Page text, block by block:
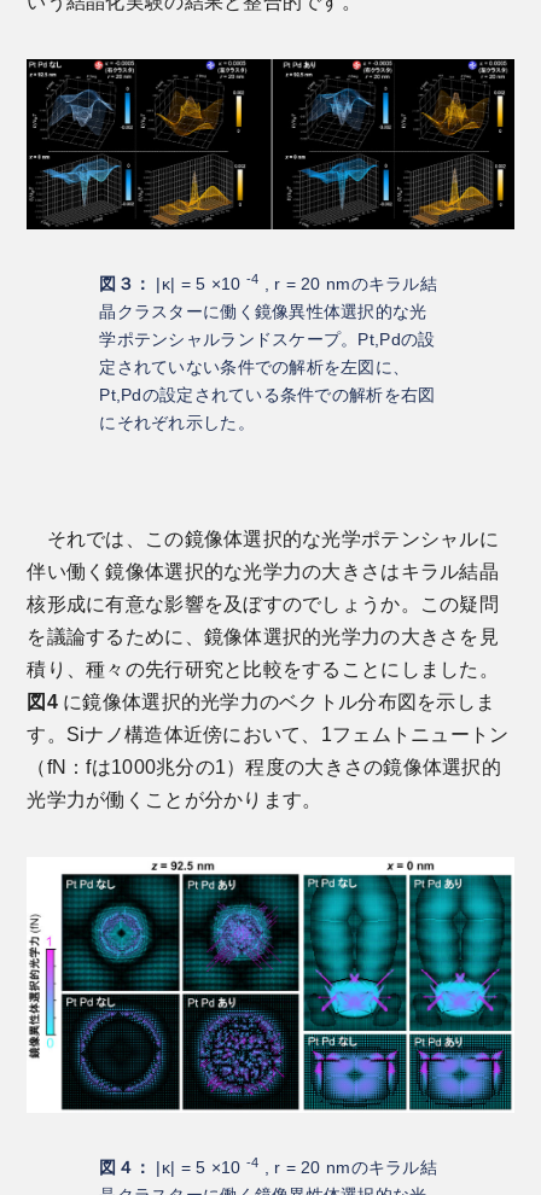
図３： |κ| = 5 ×10 -4 , r = 20 nmのキラル結
晶クラスターに働く鏡像異性体選択的な光
学ポテンシャルランドスケープ。Pt,Pdの設
定されていない条件での解析を左図に、
Pt,Pdの設定されている条件での解析を右図
にそれぞれ示した。
それでは、この鏡像体選択的な光学ポテンシャルに
伴い働く鏡像体選択的な光学力の大きさはキラル結晶
核形成に有意な影響を及ぼすのでしょうか。この疑問
を議論するために、鏡像体選択的光学力の大きさを見
積り、種々の先行研究と比較をすることにしました。
図4に鏡像体選択的光学力のベクトル分布図を示しま
す。Siナノ構造体近傍において、1フェムトニュートン
（fN：fは1000兆分の1）程度の大きさの鏡像体選択的
光学力が働くことが分かります。
図４： |κ| = 5 ×10 -4 , r = 20 nmのキラル結